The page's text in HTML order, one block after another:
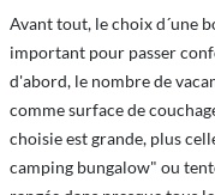
Avant tout, le choix d´une
important pour passer
d'abord, le nombre de
comme surface de
choisie est grande, plus
camping bungalow" ou